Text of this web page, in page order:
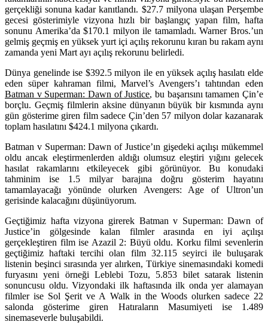
gerçekliği sonuna kadar kanıtlandı. $27.7milyona ulaşan Perşembe
gecesi gösterimiyle vizyona hızlı bir başlangıç yapan film, hafta
sonunu Amerika’da$170.1 milyon ile tamamladı.Warner Bros.’un
gelmiş geçmiş en yüksek yurt içi açılış rekorunu kıran bu rakam aynı
zamanda yeni Mart ayı açılış rekorunu belirledi.
Dünya genelinde ise $392.5milyon ile en yüksek açılış hasılatı elde
eden süper kahraman filmi,Marvel’s Avengers’ı tahtından eden
Batman v Superman: Dawn of Justice, bu başarısını tamamen Çin’e
borçlu. Geçmiş filmlerin aksine dünyanın büyük bir kısmında aynı
gün gösterime giren film sadece Çin’den 57 milyon dolar kazanarak
toplam hasılatını $424.1 milyona çıkardı.
Batman v Superman: Dawn of Justice’ın gişedeki açılışı mükemmel
oldu ancak eleştirmenlerden aldığı olumsuz eleştiri yığını gelecek
hasılat rakamlarını etkileyecek gibi görünüyor. Bu konudaki
tahminim ise 1.5 milyarbarajına doğru gösterim hayatını
tamamlayacağı yönünde olurken Avengers: Age of Ultron’un
gerisinde kalacağını düşünüyorum.
Geçtiğimiz hafta vizyona girerek Batman v Superman: Dawn of
Justice’in gölgesinde kalan filmler arasında en iyi açılışı
gerçekleştiren film ise Azazil 2: Büyü oldu. Korku filmi sevenlerin
geçtiğimiz haftaki tercihi olan film 32.115seyirci ile buluşarak
listenin beşinci sırasında yer alırken, Türkiye sinemasındaki komedi
furyasını yeni örneği Leblebi Tozu, 5.853 bilet satarak listenin
sonuncusu oldu. Vizyondaki ilk haftasında ilk onda yer alamayan
filmler ise Sol Şerit ve A Walk in the Woodsolurken sadece22
salonda gösterime giren Hatıraların Masumiyeti ise 1.489
sinemaseverle buluşabildi.